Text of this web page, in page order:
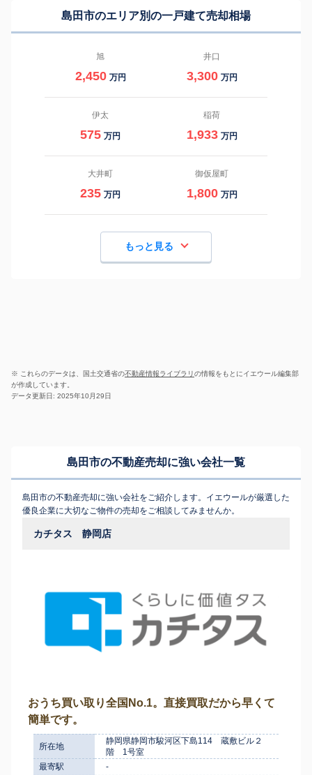
島田市のエリア別の一戸建て売却相場
旭
2,450 万円
井口
3,300 万円
伊太
575 万円
稲荷
1,933 万円
大井町
235 万円
御仮屋町
1,800 万円
もっと見る
※ これらのデータは、国土交通省の不動産情報ライブラリの情報をもとにイエウール編集部
が作成しています。
データ更新日: 2025年10月29日
島田市の不動産売却に強い会社一覧
島田市の不動産売却に強い会社をご紹介します。イエウールが厳選した
優良企業に大切なご物件の売却をご相談してみませんか。
カチタス 静岡店
おうち買い取り全国No.1。直接買取だから早くて
簡単です。
所在地
静岡県静岡市駿河区下島114 蔵敷ビル２
階 1号室
最寄駅
-